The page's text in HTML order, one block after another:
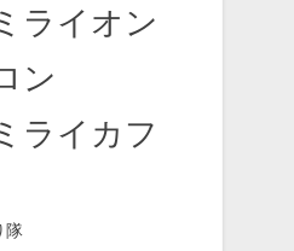
ライオン
ン
ライカフ
隊